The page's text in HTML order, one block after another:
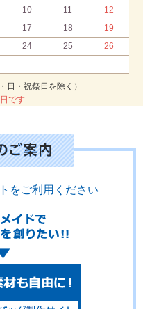
10 11
12
17 18
19
24 25
26
日・祝祭日を除く）
です
をご利用ください